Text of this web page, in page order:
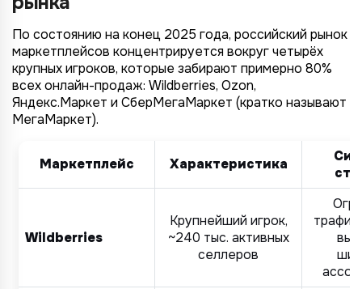
По состоянию на конец 2025 года, российский рынок
маркетплейсов концентрируется вокруг четырёх
крупных игроков, которые забирают примерно 80%
всех онлайн-продаж: Wildberries, Ozon,
Яндекс.Маркет и СберМегаМаркет (кратко называют
МегаМаркет).
Маркетплейс Характеристика
Wildberries
Крупнейший игрок,
~240 тыс. активных
селлеров